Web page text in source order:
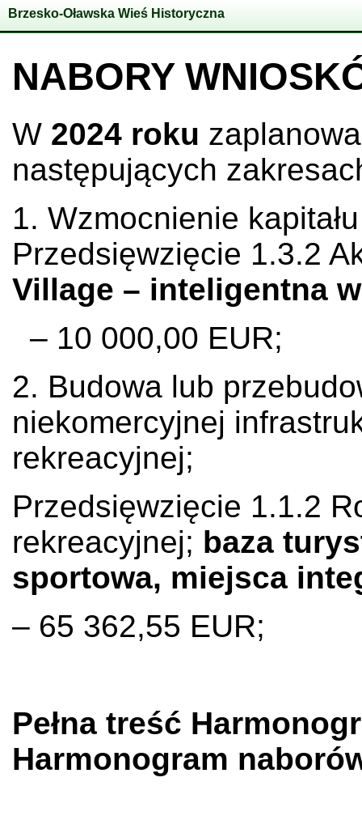
Brzesko-Oławska Wieś Historyczna
NABORY
W 2024 roku
następujących
1. Wzmocnienie
Przedsięwzięcie 1.3.2
Village – inteligentna
– 10 000,00 EUR;
2. Budowa lub
niekomercyjnej
rekreacyjnej;
Przedsięwzięcie 1.1.2
rekreacyjnej; baza
sportowa, miejsca
– 65 362,55 EUR;
Pełna treść
Harmonogram